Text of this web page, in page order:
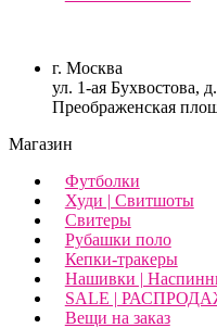
г. Москва
ул. 1-ая Бухвостова,
Преображенская
Магазин
Футболки
Худи | Свитшоты
Свитеры
Рубашки поло
Кепки-тракеры
Нашивки |
SALE |
Вещи на заказ